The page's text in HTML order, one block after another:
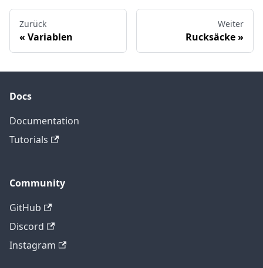
Zurück
Variablen
Weiter
Rucksäcke
Docs
Documentation
Tutorials
Community
GitHub
Discord
Instagram